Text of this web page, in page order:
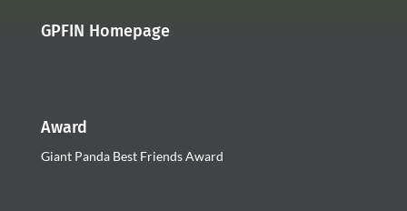
GPFIN Homepage
Award
Giant Panda Best Friends Award